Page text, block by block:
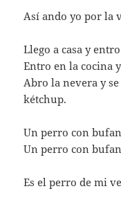
Así ando yo por la
Llego a casa y
Entro en la cocina
Abro la nevera y
kétchup.
Un perro con
Un perro con
Es el perro de mi